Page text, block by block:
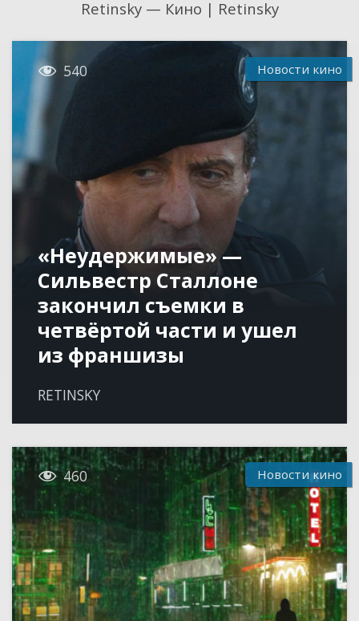
Retinsky — Кино | Retinsky
 540 Новости кино
«Неудержимые» —
Сильвестр Сталлоне
закончил съемки в
четвёртой части и ушел
из франшизы
RETINSKY
 460 Новости кино